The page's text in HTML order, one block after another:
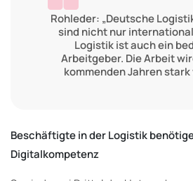
Rohleder: „Deutsche
sind nicht nur
Logistik ist auch ein
Arbeitgeber. Die Arbeit
kommenden Jahren stark
Beschäftigte in der Logistik
Digitalkompetenz